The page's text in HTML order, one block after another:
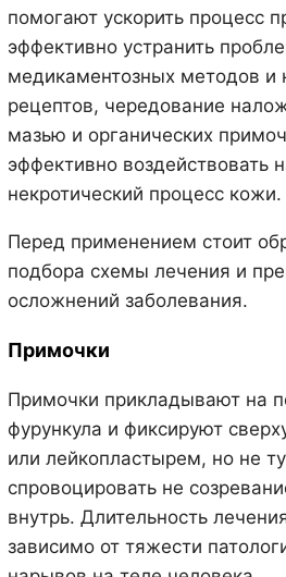
помогают ускорить процесс
эффективно устранить
медикаментозных методов
рецептов, чередование
мазью и органических
эффективно воздействовать
некротический процесс кожи.
Перед применением стоит
подбора схемы лечения и
осложнений заболевания.
Примочки
Примочки прикладывают на
фурункула и фиксируют
или лейкопластырем, но не
спровоцировать не
внутрь. Длительность
зависимо от тяжести